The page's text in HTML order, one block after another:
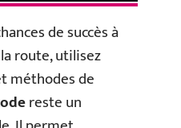
de succès à
route, utilisez
méthodes de
reste un